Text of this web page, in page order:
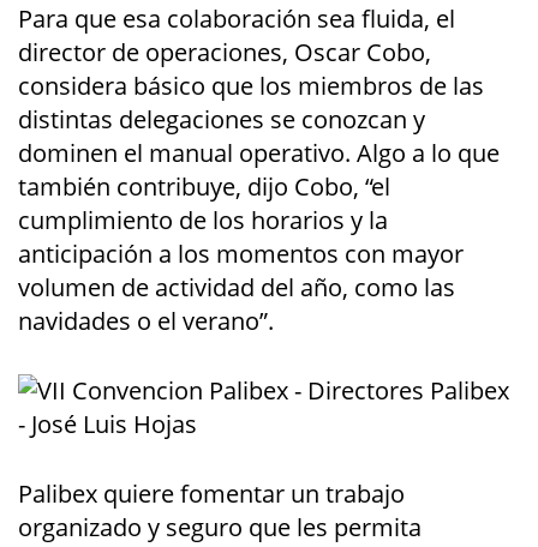
Para que esa colaboración sea fluida, el
director de operaciones, Oscar Cobo,
considera básico que los miembros de las
distintas delegaciones se conozcan y
dominen el manual operativo. Algo a lo que
también contribuye, dijo Cobo, “el
cumplimiento de los horarios y la
anticipación a los momentos con mayor
volumen de actividad del año, como las
navidades o el verano”.
Palibex quiere fomentar un trabajo
organizado y seguro que les permita